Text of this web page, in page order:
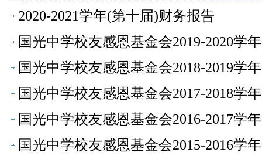
2020-2021学年(第十届)财务报告
国光中学校友感恩基金会2019-2020学
国光中学校友感恩基金会2018-2019学
国光中学校友感恩基金会2017-2018学
国光中学校友感恩基金会2016-2017学
国光中学校友感恩基金会2015-2016学